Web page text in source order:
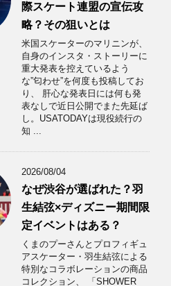
際スケート連盟の宣伝攻
略？その狙いとは
米国スケーターのマリニンが、
自身のインスタ・ストーリーに
重大発表を控えているよう
な”匂わせ”を何度も投稿してお
り、 肝心な発表日には何も発
表なしで近日公開でまた先延ば
し。USATODAYは現役続行の
知 ...
2026/08/04
なぜ渋谷が選ばれた？羽
生結弦×ディズニー期間限
定イベントはある？
くまのプーさんとプロフィギュ
アスケーター・羽生結弦による
特別なコラボレーションの商品
コレクション、 「SHOWER